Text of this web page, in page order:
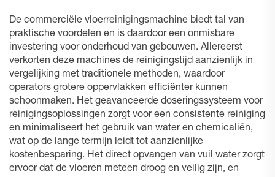
De commerciële vloerreinigingsmachine biedt tal van
praktische voordelen en is daardoor een onmisbare
investering voor onderhoud van gebouwen. Allereerst
verkorten deze machines de reinigingstijd aanzienlijk in
vergelijking met traditionele methoden, waardoor
operators grotere oppervlakken efficiënter kunnen
schoonmaken. Het geavanceerde doseringssysteem voor
reinigingsoplossingen zorgt voor een consistente reiniging
en minimaliseert het gebruik van water en chemicaliën,
wat op de lange termijn leidt tot aanzienlijke
kostenbesparing. Het direct opvangen van vuil water zorgt
ervoor dat de vloeren meteen droog en veilig zijn, en